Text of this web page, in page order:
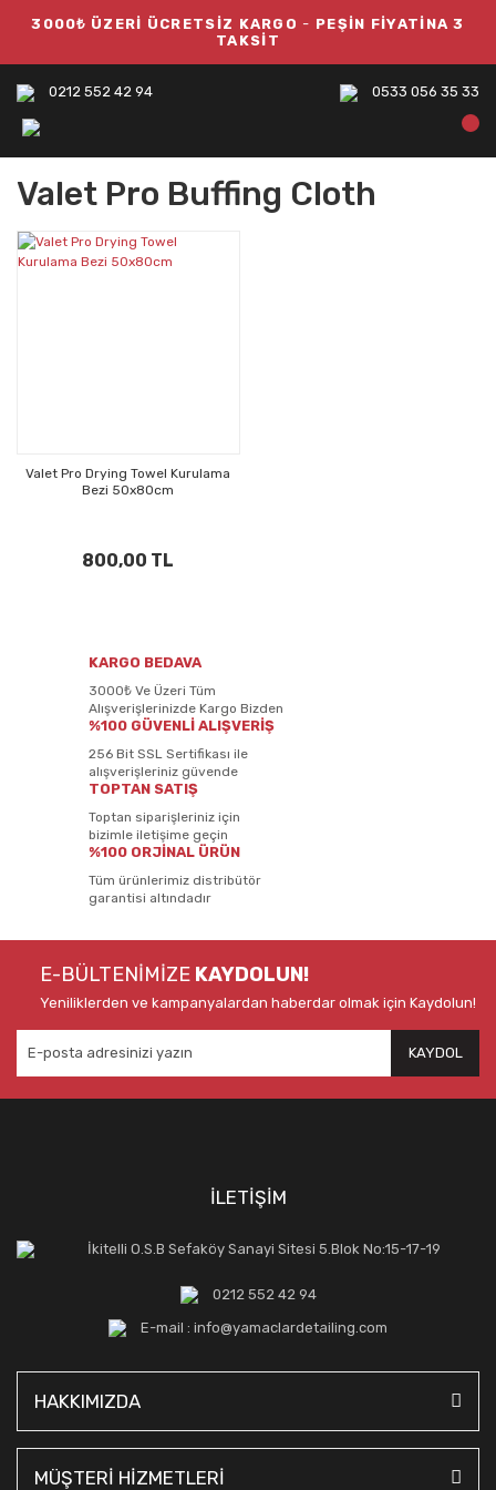
3000₺ ÜZERİ ÜCRETSİZ KARGO - PEŞİN FİYATİNA 3
TAKSİT
0212 552 42 94 0533 056 35 33
Valet Pro Buffing Cloth
Valet Pro Drying Towel Kurulama
Bezi 50x80cm
800,00 TL
KARGO BEDAVA
3000₺ Ve Üzeri Tüm
Alışverişlerinizde Kargo Bizden
%100 GÜVENLİ ALIŞVERİŞ
256 Bit SSL Sertifikası ile
alışverişleriniz güvende
TOPTAN SATIŞ
Toptan siparişleriniz için
bizimle iletişime geçin
%100 ORJİNAL ÜRÜN
Tüm ürünlerimiz distribütör
garantisi altındadır
E-BÜLTENİMİZE KAYDOLUN!
Yeniliklerden ve kampanyalardan haberdar olmak için Kaydolun!
KAYDOL
İLETİŞİM
İkitelli O.S.B Sefaköy Sanayi Sitesi 5.Blok No:15-17-19
0212 552 42 94
E-mail : info@yamaclardetailing.com
HAKKIMIZDA
MÜŞTERİ HİZMETLERİ